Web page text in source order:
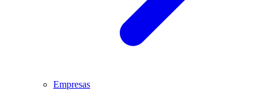
Empresas